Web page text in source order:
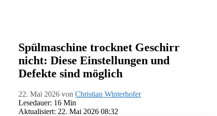
Spülmaschine trocknet Geschirr
nicht: Diese Einstellungen und
Defekte sind möglich
22. Mai 2026 von Christian Winterhofer
Lesedauer: 16 Min
Aktualisiert: 22. Mai 2026 08:32